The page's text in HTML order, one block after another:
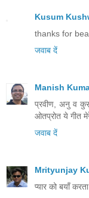
Kusum
thanks for
जवाब दें
Manish
प्रवीण, अनु व
ओतप्रोत ये गीत
जवाब दें
Mrityunjay
प्यार को बयाँ